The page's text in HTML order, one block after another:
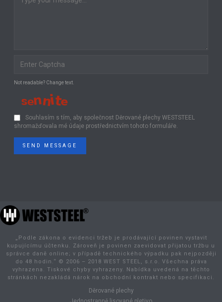
Not readable? Change text.
Souhlasím s tím, aby společnost Děrované plechy WESTSTEEL
shromažďovala mé údaje prostřednictvím tohoto formuláře.
SEND MESSAGE
„Podle zákona o evidenci tržeb je prodávající povinen vystavit
kupujícímu účtenku. Zároveň je povinen zaevidovat přijatou tržbu u
správce daně online; v případě technického výpadku pak nejpozději
do 48 hodin.“ © 2006 – 2018 WEST STEEL, s.r.o. Všechna práva
vyhrazena. Tiskové chyby vyhrazeny. Nabídka uvedená na těchto
stránkách nezakládá nárok na obchodní kontrakt nebo specifikaci.
Děrované plechy